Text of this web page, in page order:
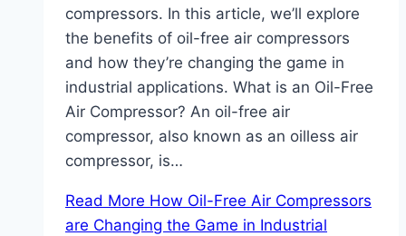
compressors. In this article, we’ll explore
the benefits of oil-free air compressors
and how they’re changing the game in
industrial applications. What is an Oil-Free
Air Compressor? An oil-free air
compressor, also known as an oilless air
compressor, is…
Read More How Oil-Free Air Compressors
are Changing the Game in Industrial